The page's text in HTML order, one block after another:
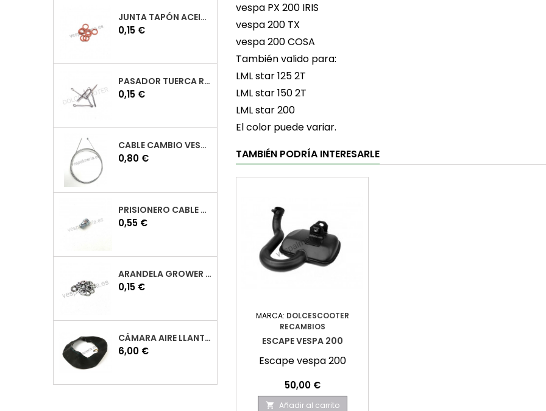
JUNTA TAPÓN ACEITE VESPA
Precio
0,15 €
PASADOR TUERCA RUEDA VESPA
Precio
0,15 €
CABLE CAMBIO VESPA
Precio
0,80 €
PRISIONERO CABLE CAMBIO VESPA
Precio
0,55 €
ARANDELA GROWER M7 INOX VESPA
Precio
0,15 €
CÁMARA AIRE LLANTA 10 VESPA
Precio
6,00 €
vespa PX 200 IRIS
vespa 200 TX
vespa 200 COSA
También valido para:
LML star 125 2T
LML star 150 2T
LML star 200
El color puede variar.
TAMBIÉN PODRÍA INTERESARLE
MARCA: DOLCESCOOTER
RECAMBIOS
ESCAPE VESPA 200
Escape vespa 200
Precio
50,00 €
 Añadir al carrito